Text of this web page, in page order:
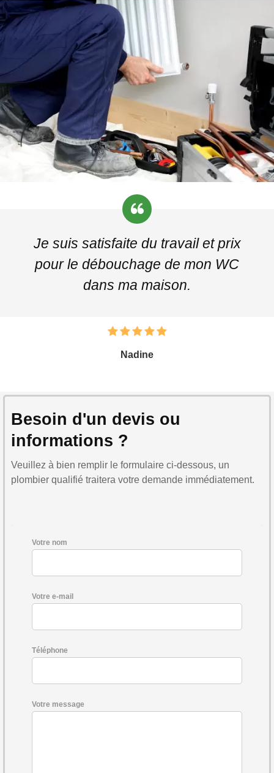
Je suis satisfaite du travail et prix
pour le débouchage de mon WC
dans ma maison.
Nadine
Besoin d'un devis ou
informations ?
Veuillez à bien remplir le formulaire ci-dessous, un
plombier qualifié traitera votre demande immédiatement.
Votre nom
Votre e-mail
Téléphone
Votre message